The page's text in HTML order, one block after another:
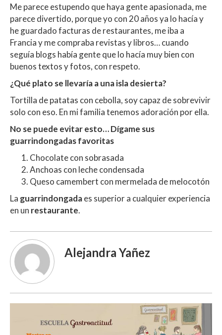
Me parece estupendo que haya gente apasionada, me
parece divertido, porque yo con 20 años ya lo hacía y
he guardado facturas de restaurantes, me iba a
Francia y me compraba revistas y libros… cuando
seguía blogs había gente que lo hacía muy bien con
buenos textos y fotos, con respeto.
¿Qué plato se llevaría a una isla desierta?
Tortilla de patatas con cebolla, soy capaz de sobrevivir
solo con eso. En mi familia tenemos adoración por ella.
No se puede evitar esto… Dígame sus
guarrindongadas favoritas
Chocolate con sobrasada
Anchoas con leche condensada
Queso camembert con mermelada de melocotón
La guarrindongadaes superior a cualquier experiencia
en un restaurante.
Alejandra Yañez